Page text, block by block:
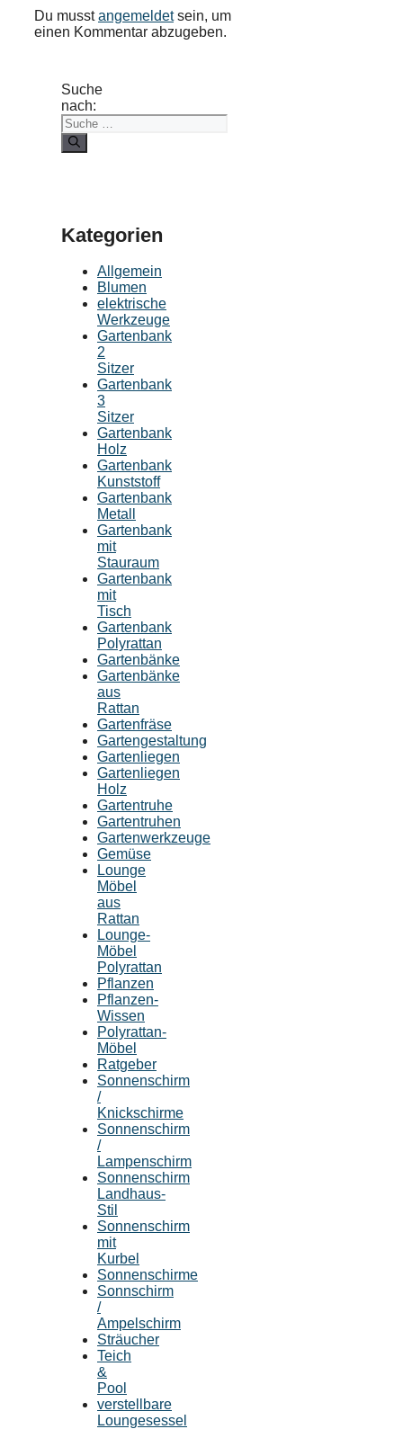
Du musstangemeldetsein, um
einen Kommentar abzugeben.
Suche
nach:
Kategorien
Allgemein
Blumen
elektrische
Werkzeuge
Gartenbank
2
Sitzer
Gartenbank
3
Sitzer
Gartenbank
Holz
Gartenbank
Kunststoff
Gartenbank
Metall
Gartenbank
mit
Stauraum
Gartenbank
mit
Tisch
Gartenbank
Polyrattan
Gartenbänke
Gartenbänke
aus
Rattan
Gartenfräse
Gartengestaltung
Gartenliegen
Gartenliegen
Holz
Gartentruhe
Gartentruhen
Gartenwerkzeuge
Gemüse
Lounge
Möbel
aus
Rattan
Lounge-
Möbel
Polyrattan
Pflanzen
Pflanzen-
Wissen
Polyrattan-
Möbel
Ratgeber
Sonnenschirm
/
Knickschirme
Sonnenschirm
/
Lampenschirm
Sonnenschirm
Landhaus-
Stil
Sonnenschirm
mit
Kurbel
Sonnenschirme
Sonnschirm
/
Ampelschirm
Sträucher
Teich
&
Pool
verstellbare
Loungesessel